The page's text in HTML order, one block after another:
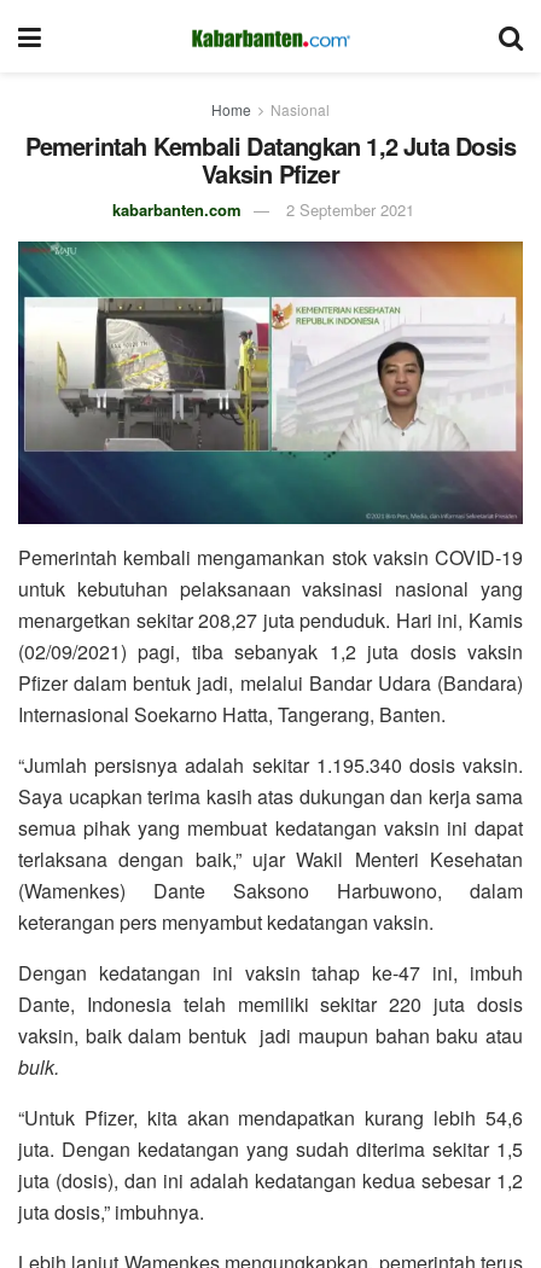
Home Nasional
Pemerintah Kembali Datangkan 1,2 Juta Dosis
Vaksin Pfizer
kabarbanten.com 2 September 2021
Pemerintah kembali mengamankan stok vaksin COVID-19
untuk kebutuhan pelaksanaan vaksinasi nasional yang
menargetkan sekitar 208,27 juta penduduk. Hari ini, Kamis
(02/09/2021) pagi, tiba sebanyak 1,2 juta dosis vaksin
Pfizer dalam bentuk jadi, melalui Bandar Udara (Bandara)
Internasional Soekarno Hatta, Tangerang, Banten.
“Jumlah persisnya adalah sekitar 1.195.340 dosis vaksin.
Saya ucapkan terima kasih atas dukungan dan kerja sama
semua pihak yang membuat kedatangan vaksin ini dapat
terlaksana dengan baik,” ujar Wakil Menteri Kesehatan
(Wamenkes) Dante Saksono Harbuwono, dalam
keterangan pers menyambut kedatangan vaksin.
Dengan kedatangan ini vaksin tahap ke-47 ini, imbuh
Dante, Indonesia telah memiliki sekitar 220 juta dosis
vaksin, baik dalam bentuk jadi maupun bahan baku atau
bulk.
“Untuk Pfizer, kita akan mendapatkan kurang lebih 54,6
juta. Dengan kedatangan yang sudah diterima sekitar 1,5
juta (dosis), dan ini adalah kedatangan kedua sebesar 1,2
juta dosis,” imbuhnya.